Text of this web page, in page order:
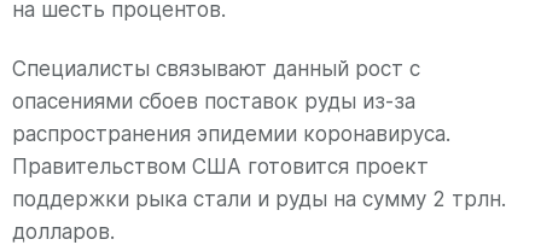
на шесть процентов.
Специалисты связывают данный рост с
опасениями сбоев поставок руды из-за
распространения эпидемии коронавируса.
Правительством США готовится проект
поддержки рыка стали и руды на сумму 2 трлн.
долларов.